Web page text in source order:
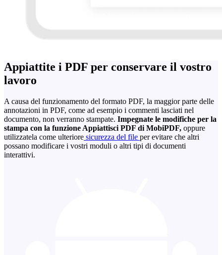
Appiattite i PDF per conservare il vostro
lavoro
A causa del funzionamento del formato PDF, la maggior parte delle
annotazioni in PDF, come ad esempio i commenti lasciati nel
documento, non verranno stampate. Impegnate le modifiche per la
stampa con la funzione Appiattisci PDF di MobiPDF, oppure
utilizzatela come ulteriore sicurezza del file per evitare che altri
possano modificare i vostri moduli o altri tipi di documenti
interattivi.